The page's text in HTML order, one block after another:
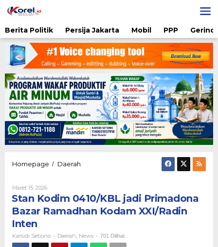
ke
Berita Politik
Persija Jakarta Mobil PPP
Homepage / Daerah
Primadona
Bazar
Ramadhan
XXI/Radin
Inten
Maret 15, 2026Oleh
Karsidi
Setiono
Stan Kodim 0410/KBL jadi Primadona
Bazar Ramadhan Kodam XXI/Radin
Inten
Karsidi Setiono - Daerah News - 701 Dilihat